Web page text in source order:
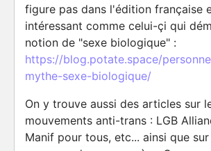
figure pas dans l'édition française
intéressant comme celui-çi qui
notion de "sexe biologique" :
https://blog.potate.space/
mythe-sexe-biologique/
On y trouve aussi des articles sur
mouvements anti-trans : LGB
Manif pour tous, etc... ainsi que